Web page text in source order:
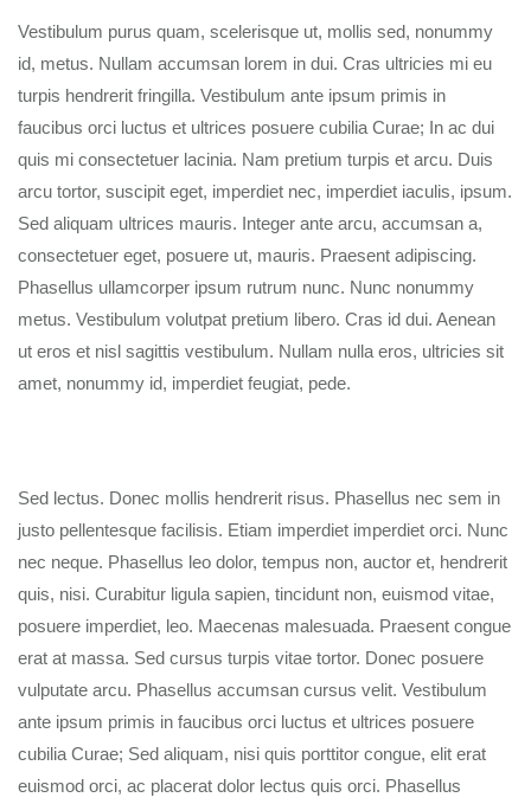
Vestibulum purus quam, scelerisque ut, mollis sed, nonummy
id, metus. Nullam accumsan lorem in dui. Cras ultricies mi eu
turpis hendrerit fringilla. Vestibulum ante ipsum primis in
faucibus orci luctus et ultrices posuere cubilia Curae; In ac dui
quis mi consectetuer lacinia. Nam pretium turpis et arcu. Duis
arcu tortor, suscipit eget, imperdiet nec, imperdiet iaculis, ipsum.
Sed aliquam ultrices mauris. Integer ante arcu, accumsan a,
consectetuer eget, posuere ut, mauris. Praesent adipiscing.
Phasellus ullamcorper ipsum rutrum nunc. Nunc nonummy
metus. Vestibulum volutpat pretium libero. Cras id dui. Aenean
ut eros et nisl sagittis vestibulum. Nullam nulla eros, ultricies sit
amet, nonummy id, imperdiet feugiat, pede.
Sed lectus. Donec mollis hendrerit risus. Phasellus nec sem in
justo pellentesque facilisis. Etiam imperdiet imperdiet orci. Nunc
nec neque. Phasellus leo dolor, tempus non, auctor et, hendrerit
quis, nisi. Curabitur ligula sapien, tincidunt non, euismod vitae,
posuere imperdiet, leo. Maecenas malesuada. Praesent congue
erat at massa. Sed cursus turpis vitae tortor. Donec posuere
vulputate arcu. Phasellus accumsan cursus velit. Vestibulum
ante ipsum primis in faucibus orci luctus et ultrices posuere
cubilia Curae; Sed aliquam, nisi quis porttitor congue, elit erat
euismod orci, ac placerat dolor lectus quis orci. Phasellus